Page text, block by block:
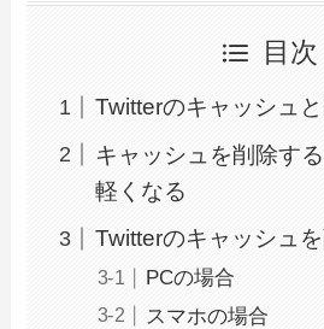
目次
Twitterのキャッシュ
キャッシュを削除す
軽くなる
Twitterのキャッシュ
PCの場合
スマホの場合